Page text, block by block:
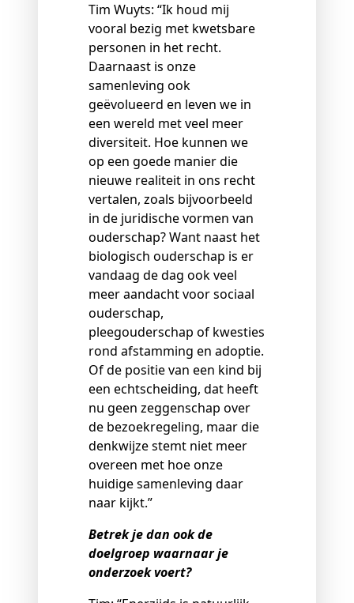
Tim Wuyts: “Ik houd mij
vooral bezig met kwetsbare
personen in het recht.
Daarnaast is onze
samenleving ook
geëvolueerd en leven we in
een wereld met veel meer
diversiteit. Hoe kunnen we
op een goede manier die
nieuwe realiteit in ons recht
vertalen, zoals bijvoorbeeld
in de juridische vormen van
ouderschap? Want naast het
biologisch ouderschap is er
vandaag de dag ook veel
meer aandacht voor sociaal
ouderschap,
pleegouderschap of kwesties
rond afstamming en adoptie.
Of de positie van een kind bij
een echtscheiding, dat heeft
nu geen zeggenschap over
de bezoekregeling, maar die
denkwijze stemt niet meer
overeen met hoe onze
huidige samenleving daar
naar kijkt.”
Betrek je dan ook de
doelgroep waarnaar je
onderzoek voert?